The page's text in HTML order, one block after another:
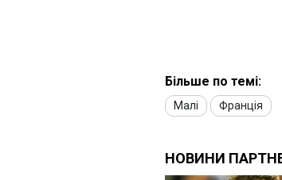
Більше по темі:
Малі Франція